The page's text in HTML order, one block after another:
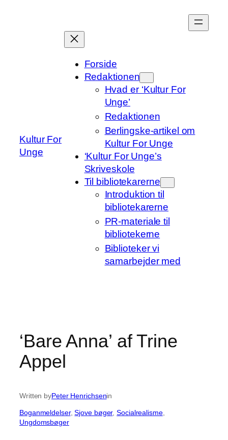
Kultur For
Unge
Forside
Redaktionen
Hvad er ‘Kultur For
Unge’
Redaktionen
Berlingske-artikel om
Kultur For Unge
‘Kultur For Unge’s
Skriveskole
Til bibliotekarerne
Introduktion til
bibliotekarerne
PR-materiale til
bibliotekerne
Biblioteker vi
samarbejder med
‘Bare Anna’ af Trine
Appel
Written byPeter Henrichsenin
Boganmeldelser, Sjove bøger, Socialrealisme
Ungdomsbøger